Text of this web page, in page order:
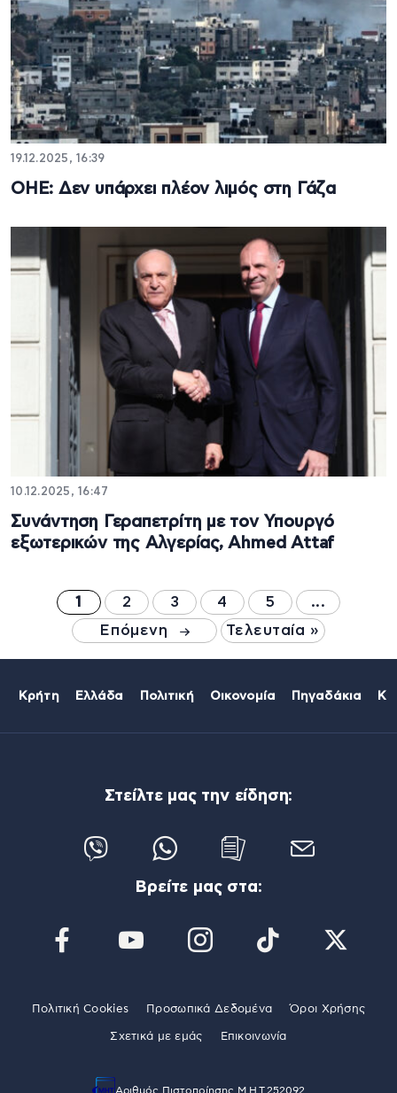
19.12.2025, 16:39
ΟΗΕ: Δεν υπάρχει πλέον λιμός στη Γάζα
10.12.2025, 16:47
Συνάντηση Γεραπετρίτη με τον Υπουργό
εξωτερικών της Αλγερίας, Ahmed Attaf
1 2 3 4 5
...
Επόμενη
Τελευταία »
Κρήτη Ελλάδα Πολιτική Οικονομία Πηγαδάκια
Στείλτε μας την είδηση:
Βρείτε μας στα:
Πολιτική Cookies Προσωπικά Δεδομένα Όροι Χρήσης
Σχετικά με εμάς Επικοινωνία
Αριθμός Πιστοποίησης Μ.Η.Τ.252092